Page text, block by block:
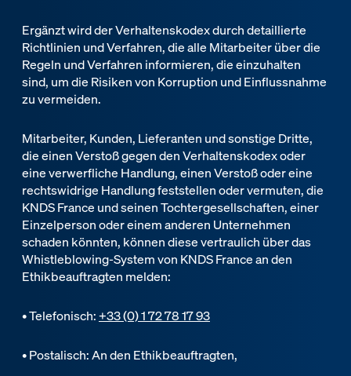
Ergänzt wird der Verhaltenskodex durch detaillierte
Richtlinien und Verfahren, die alle Mitarbeiter über die
Regeln und Verfahren informieren, die einzuhalten
sind, um die Risiken von Korruption und Einflussnahme
zu vermeiden.
Mitarbeiter, Kunden, Lieferanten und sonstige Dritte,
die einen Verstoß gegen den Verhaltenskodex oder
eine verwerfliche Handlung, einen Verstoß oder eine
rechtswidrige Handlung feststellen oder vermuten, die
KNDS France und seinen Tochtergesellschaften, einer
Einzelperson oder einem anderen Unternehmen
schaden könnten, können diese vertraulich über das
Whistleblowing-System von KNDS France an den
Ethikbeauftragten melden:
• Telefonisch:+33 (0) 1 72 78 17 93
• Postalisch: An den Ethikbeauftragten,